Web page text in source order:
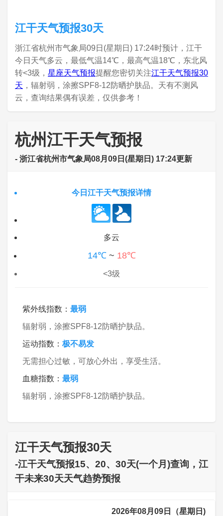
江干天气预报30天
浙江省杭州市气象局09日(星期日) 17:24时预计，江干
今日天气多云，最低气温14℃，最高气温18℃，东北风
转<3级， 星座天气预报提醒您密切关注江干天气预报30
天 ，辐射弱，涂擦SPF8-12防晒护肤品。天有不测风
云，查询结果偶有误差，仅供参考！
杭州江干天气预报
- 浙江省杭州市气象局08月09日(星期日) 17:24更新
今日江干天气预报详情
多云
14℃~ 18℃
<3级
紫外线指数： 最弱
辐射弱，涂擦SPF8-12防晒护肤品。
运动指数： 极不易发
无需担心过敏，可放心外出，享受生活。
血糖指数： 最弱
辐射弱，涂擦SPF8-12防晒护肤品。
江干天气预报30天
-江干天气预报15、20、30天(一个月)查询，江
干未来30天天气趋势预报
2026年08月09日（星期日)